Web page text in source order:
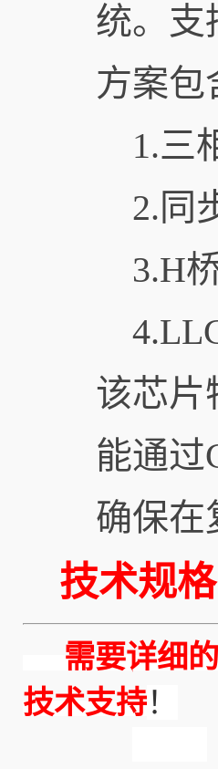
统。支
方案包
1.三
2.同
3.H
该芯片
能通过
确保在
技术规
需要详细的
技术支持！